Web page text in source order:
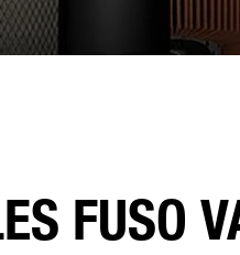
FUSO